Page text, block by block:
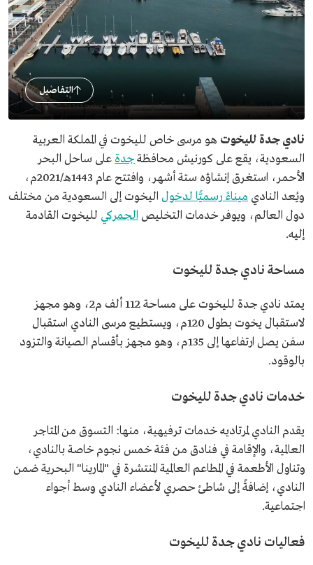
التفاصيل
نادي جدة لليخوت هو مرسى خاص لليخوت في المملكة العربية
السعودية، يقع على كورنيش محافظةجدة على ساحل البحر
الأحمر، استغرق إنشاؤه ستة أشهر، وافتتح عام 1443هـ/2021م،
ويُعد النادي ميناءً رسميًّا لدخول اليخوت إلى السعودية من مختلف
دول العالم، ويوفر خدمات التخليص الجمركي لليخوت القادمة
إليه.
مساحة نادي جدة لليخوت
يمتد نادي جدة لليخوت على مساحة 112 ألف م2، وهو مجهز
لاستقبال يخوت بطول 120م، ويستطيع مرسى النادي استقبال
سفن يصل ارتفاعها إلى 135م، وهو مجهز بأقسام الصيانة والتزود
بالوقود.
خدمات نادي جدة لليخوت
يقدم النادي لمرتاديه خدمات ترفيهية، منها: التسوق من المتاجر
العالمية، والإقامة في فنادق من فئة خمس نجوم خاصة بالنادي،
وتناول الأطعمة في المطاعم العالمية المنتشرة في "المارينا" البحرية ضمن
النادي، إضافةً إلى شاطئ حصري لأعضاء النادي وسط أجواء
اجتماعية.
فعاليات نادي جدة لليخوت